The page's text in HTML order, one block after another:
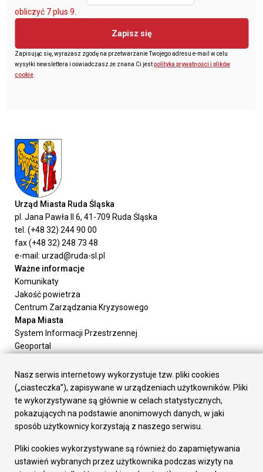
obliczyć 7 plus 9.
Zapisz się
Zapisując się, wyrażasz zgodę na przetwarzanie Twojego adresu e-mail w celu
wysyłki newslettera i oświadczasz że znana Ci jestpolityka prywatności i plików
cookie
Urząd Miasta Ruda Śląska
pl. Jana Pawła II 6, 41-709 Ruda Śląska
tel. (+48 32) 244 90 00
fax (+48 32) 248 73 48
e-mail: urzad@ruda-sl.pl
Ważne informacje
Komunikaty
Jakość powietrza
Centrum Zarządzania Kryzysowego
Mapa Miasta
System Informacji Przestrzennej
Geoportal
Załatw sprawę
Prezydent Miasta
Rada Miasta
Wydziały
Elektroniczna Skrzynka Podawcza
Gospodarka
Fundusze europejskie
Nasz serwis internetowy wykorzystuje tzw. pliki cookies
(„ciasteczka”), zapisywane w urządzeniach użytkowników. Pliki
te wykorzystywane są głównie w celach statystycznych,
pokazujących na podstawie anonimowych danych, w jaki
sposób użytkownicy korzystają z naszego serwisu.
Pliki cookies wykorzystywane są również do zapamiętywania
ustawień wybranych przez użytkownika podczas wizyty na